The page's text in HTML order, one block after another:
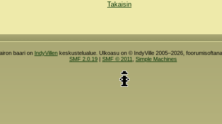
Takaisin
baari on IndyVillenkeskustelualue. Ulkoasu on © IndyVille 2005–2026,
SMF 2.0.19| SMF © 2011 Simple Machines